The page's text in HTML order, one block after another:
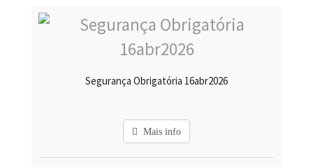
Segurança Obrigatória 16abr2026
Mais info